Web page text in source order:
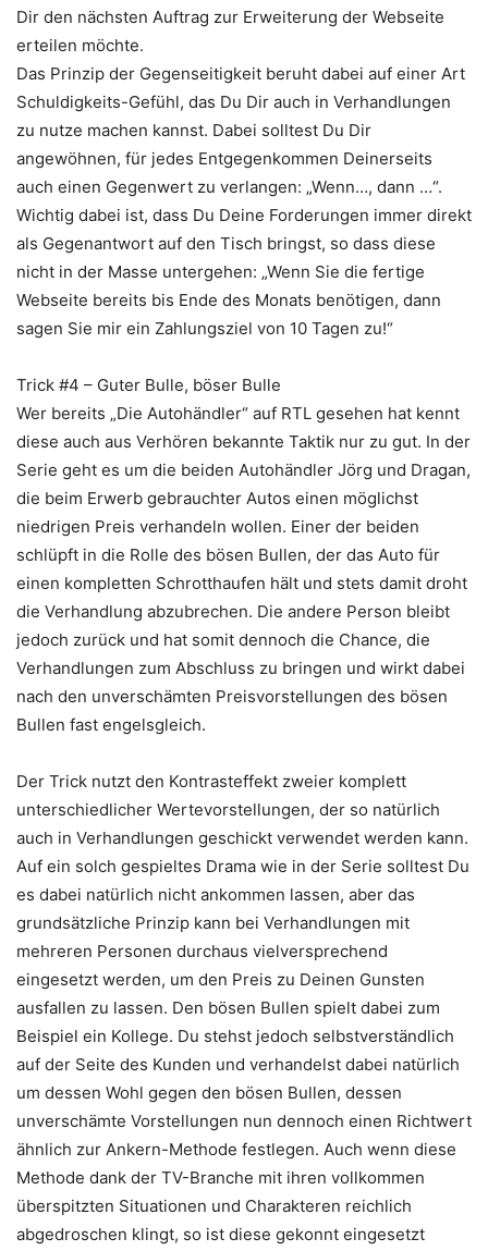
Dir den nächsten Auftrag zur Erweiterung der Webseite
erteilen möchte.
Das Prinzip der Gegenseitigkeit beruht dabei auf einer Art
Schuldigkeits-Gefühl, das Du Dir auch in Verhandlungen
zu nutze machen kannst. Dabei solltest Du Dir
angewöhnen, für jedes Entgegenkommen Deinerseits
auch einen Gegenwert zu verlangen: „Wenn…, dann …“.
Wichtig dabei ist, dass Du Deine Forderungen immer direkt
als Gegenantwort auf den Tisch bringst, so dass diese
nicht in der Masse untergehen: „Wenn Sie die fertige
Webseite bereits bis Ende des Monats benötigen, dann
sagen Sie mir ein Zahlungsziel von 10 Tagen zu!“
Trick #4 – Guter Bulle, böser Bulle
Wer bereits „Die Autohändler“ auf RTL gesehen hat kennt
diese auch aus Verhören bekannte Taktik nur zu gut. In der
Serie geht es um die beiden Autohändler Jörg und Dragan,
die beim Erwerb gebrauchter Autos einen möglichst
niedrigen Preis verhandeln wollen. Einer der beiden
schlüpft in die Rolle des bösen Bullen, der das Auto für
einen kompletten Schrotthaufen hält und stets damit droht
die Verhandlung abzubrechen. Die andere Person bleibt
jedoch zurück und hat somit dennoch die Chance, die
Verhandlungen zum Abschluss zu bringen und wirkt dabei
nach den unverschämten Preisvorstellungen des bösen
Bullen fast engelsgleich.
Der Trick nutzt den Kontrasteffekt zweier komplett
unterschiedlicher Wertevorstellungen, der so natürlich
auch in Verhandlungen geschickt verwendet werden kann.
Auf ein solch gespieltes Drama wie in der Serie solltest Du
es dabei natürlich nicht ankommen lassen, aber das
grundsätzliche Prinzip kann bei Verhandlungen mit
mehreren Personen durchaus vielversprechend
eingesetzt werden, um den Preis zu Deinen Gunsten
ausfallen zu lassen. Den bösen Bullen spielt dabei zum
Beispiel ein Kollege. Du stehst jedoch selbstverständlich
auf der Seite des Kunden und verhandelst dabei natürlich
um dessen Wohl gegen den bösen Bullen, dessen
unverschämte Vorstellungen nun dennoch einen Richtwert
ähnlich zur Ankern-Methode festlegen. Auch wenn diese
Methode dank der TV-Branche mit ihren vollkommen
überspitzten Situationen und Charakteren reichlich
abgedroschen klingt, so ist diese gekonnt eingesetzt